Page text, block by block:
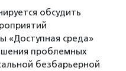
обсудить
«Доступная среда»
проблемных
безбарьерной